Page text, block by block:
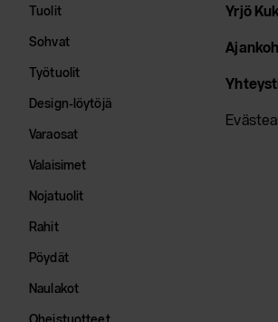
Tuolit
Sohvat
Työtuolit
Design-löytöjä
Varaosat
Valaisimet
Nojatuolit
Rahit
Pöydät
Naulakot
Yrjö